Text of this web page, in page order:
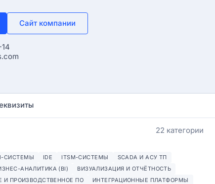
Сайт компании
22 категории
СИСТЕМЫ IDE ITSM-СИСТЕМЫ
SCADA И АСУ ТП
АНАЛИТИКА (BI)
ВИЗУАЛИЗАЦИЯ И ОТЧЁТНОСТЬ
И ПРОИЗВОДСТВЕННОЕ ПО
ИНТЕГРАЦИОННЫЕ ПЛАТФОРМЫ